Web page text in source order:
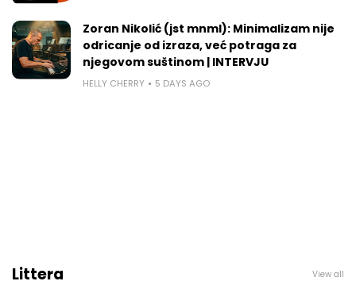
Zoran Nikolić (jst mnml): Minimalizam nije
odricanje od izraza, već potraga za
njegovom suštinom | INTERVJU
HELLY CHERRY 5 DAYS AGO
Littera View all